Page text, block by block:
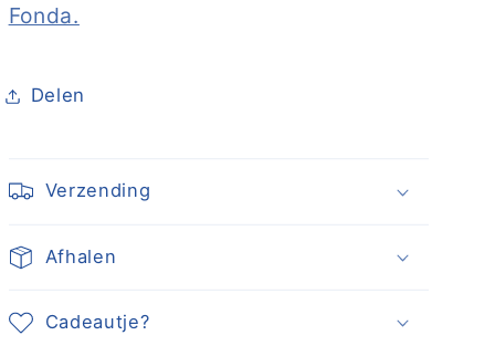
Fonda.
Delen
Verzending
Afhalen
Cadeautje?